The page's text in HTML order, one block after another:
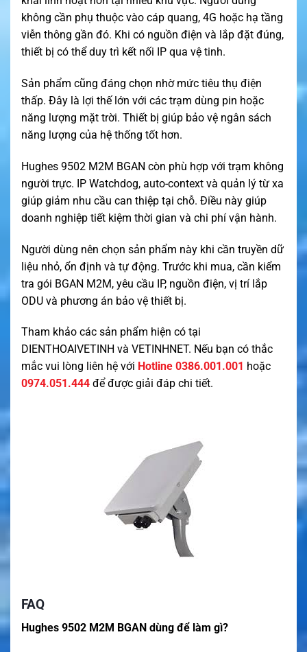
không cần phụ thuộc vào cáp quang, 4G hoặc hạ tầng
viễn thông gần đó. Khi có nguồn điện và lắp đặt đúng,
thiết bị có thể duy trì kết nối IP qua vệ tinh.
Sản phẩm cũng đáng chọn nhờ mức tiêu thụ điện
thấp. Đây là lợi thế lớn với các trạm dùng pin hoặc
năng lượng mặt trời. Thiết bị giúp bảo vệ ngân sách
năng lượng của hệ thống tốt hơn.
Hughes 9502 M2M BGAN còn phù hợp với trạm không
người trực. IP Watchdog, auto-context và quản lý từ xa
giúp giảm nhu cầu can thiệp tại chỗ. Điều này giúp
doanh nghiệp tiết kiệm thời gian và chi phí vận hành.
Người dùng nên chọn sản phẩm này khi cần truyền dữ
liệu nhỏ, ổn định và tự động. Trước khi mua, cần kiểm
tra gói BGAN M2M, yêu cầu IP, nguồn điện, vị trí lắp
ODU và phương án bảo vệ thiết bị.
Tham khảo các sản phẩm hiện có tại
DIENTHOAIVETINH và VETINHNET. Nếu bạn có thắc
mắc vui lòng liên hệ với Hotline 0386.001.001 hoặc
0974.051.444 để được giải đáp chi tiết.
FAQ
Hughes 9502 M2M BGAN dùng để làm gì?